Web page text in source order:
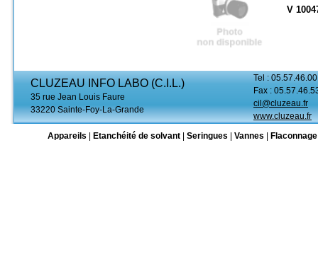
V
CLUZEAU INFO LABO (C.I.L.)
35 rue Jean Louis Faure
33220 Sainte-Foy-La-Grande
Tel :
Fax :
cil@cluzeau.fr
www.cluzeau.fr
Appareils
Etanchéité de solvant Seringues Vannes Flaconnage